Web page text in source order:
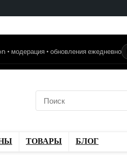
• модерация • обновления ежедневно
ТОВАРЫ БЛОГ